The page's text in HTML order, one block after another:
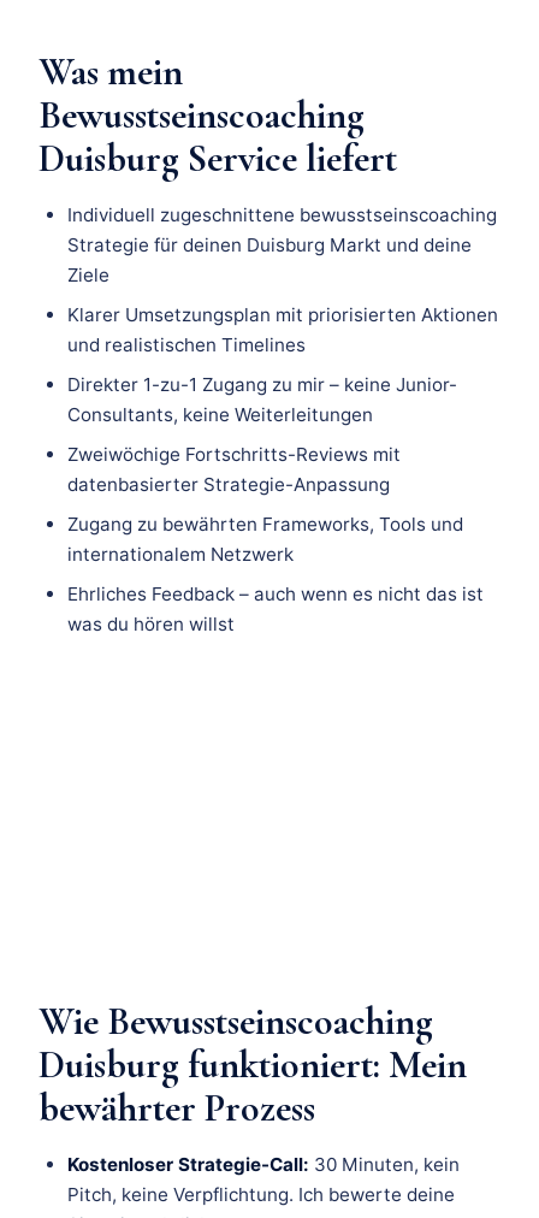
Was mein
Bewusstseinscoaching
Duisburg Service liefert
Individuell zugeschnittene bewusstseinscoaching
Strategie für deinen Duisburg Markt und deine
Ziele
Klarer Umsetzungsplan mit priorisierten Aktionen
und realistischen Timelines
Direkter 1-zu-1 Zugang zu mir – keine Junior-
Consultants, keine Weiterleitungen
Zweiwöchige Fortschritts-Reviews mit
datenbasierter Strategie-Anpassung
Zugang zu bewährten Frameworks, Tools und
internationalem Netzwerk
Ehrliches Feedback – auch wenn es nicht das ist
was du hören willst
Wie Bewusstseinscoaching
Duisburg funktioniert: Mein
bewährter Prozess
Kostenloser Strategie-Call: 30 Minuten, kein
Pitch, keine Verpflichtung. Ich bewerte deine